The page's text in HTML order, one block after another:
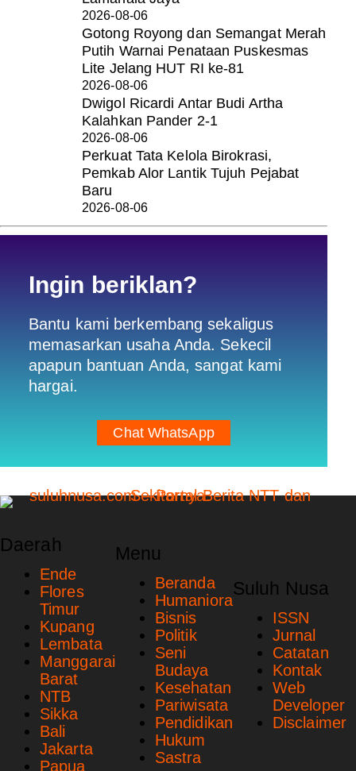
2026-08-06
Gotong Royong dan Semangat Merah
Putih Warnai Penataan Puskesmas
Lite Jelang HUT RI ke-81
2026-08-06
Dwigol Ricardi Antar Budi Artha
Kalahkan Pander 2-1
2026-08-06
Perkuat Tata Kelola Birokrasi,
Pemkab Alor Lantik Tujuh Pejabat
Baru
2026-08-06
Ingin beriklan?
Bantu kami berkembang sekaligus
memasarkan usaha Anda. Sekecil
apapun bantuan Anda, sangat kami
hargai.
Chat WhatsApp
Daerah
Ende
Flores
Timur
Kupang
Lembata
Manggarai
Barat
NTB
Sikka
Bali
Jakarta
Papua
Menu
Beranda
Humaniora
Bisnis
Politik
Seni
Budaya
Kesehatan
Pariwisata
Pendidikan
Hukum
Sastra
Suluh Nusa
ISSN
Jurnal
Catatan
Kontak
Web
Developer
Disclaimer